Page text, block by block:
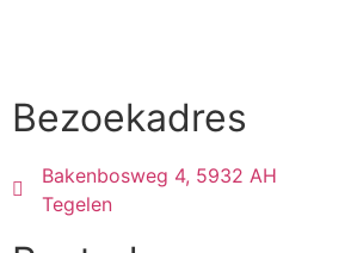
Bezoekadres
Bakenbosweg 4, 5932 AH
Tegelen